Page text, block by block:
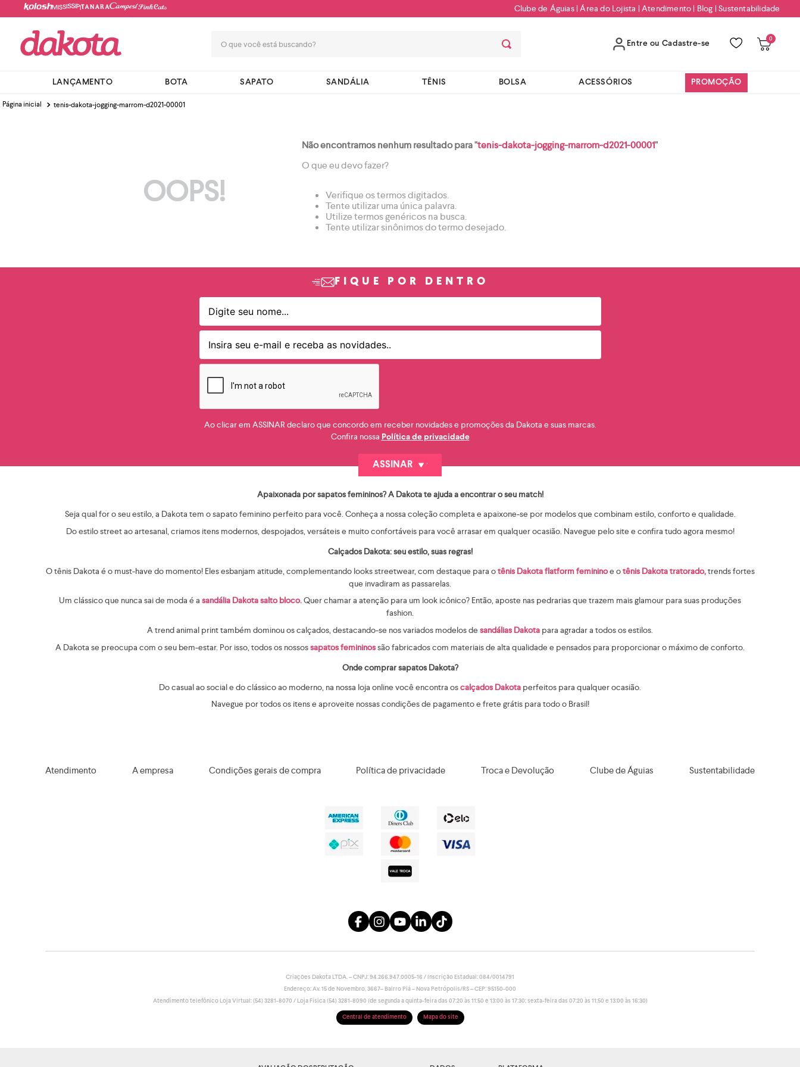
Clube de Águias|Área do Lojista | Atendimento | Blog |Sustentabilidade
Entre ou Cadastre-se
0
LANÇAMENTO BOTA SAPATO SANDÁLIA TÊNIS BOLSA ACESSÓRIOS PROMOÇÃO
tenis-dakota-jogging-marrom-d2021-00001
OOPS!
Não encontramos nenhum resultado para "tenis-dakota-jogging-marrom-d2021-00001"
O que eu devo fazer?
Verifique os termos digitados.
Tente utilizar uma única palavra.
Utilize termos genéricos na busca.
Tente utilizar sinônimos do termo desejado.
FIQUE POR DENTRO
Ao clicar em ASSINAR declaro que concordo em receber novidades e promoções da Dakota e suas marcas.
Confira nossa Política de privacidade
ASSINAR
Apaixonada por sapatos femininos? A Dakota te ajuda a encontrar o seu match!
Seja qual for o seu estilo, a Dakota tem o sapato feminino perfeito para você. Conheça a nossa coleção completa e apaixone-se por modelos que combinam estilo, conforto e qualidade.
Do estilo street ao artesanal, criamos itens modernos, despojados, versáteis e muito confortáveis para você arrasar em qualquer ocasião. Navegue pelo site e confira tudo agora mesmo!
Calçados Dakota: seu estilo, suas regras!
O tênis Dakota é o must-have do momento! Eles esbanjam atitude, complementando looks streetwear, com destaque para otênis Dakota flatform femininoe otênis Dakota tratorado,trends fortes
que invadiram as passarelas.
Um clássico que nunca sai de moda é a sandália Dakota salto bloco.Quer chamar a atenção para um look icônico? Então, aposte nas pedrarias que trazem mais glamour para suas produções
fashion.
A trend animal print também dominou os calçados, destacando-se nos variados modelos de sandálias Dakota para agradar a todos os estilos.
A Dakota se preocupa com o seu bem-estar. Por isso, todos os nossossapatos femininossão fabricados com materiais de alta qualidade e pensados para proporcionar o máximo de conforto.
Onde comprar sapatos Dakota?
Do casual ao social e do clássico ao moderno, na nossa loja online você encontra oscalçados Dakota perfeitos para qualquer ocasião.
Navegue por todos os itens e aproveite nossas condições de pagamento e frete grátis para todo o Brasil!
Atendimento A empresa Condições gerais de compra Política de privacidade Troca e Devolução Clube de Águias Sustentabilidade
Criações Dakota LTDA. – CNPJ: 94.266.947.0005-16 / Inscrição Estadual: 084/0014791
Endereço: Av. 15 de Novembro, 3667– Bairro Piá – Nova Petrópolis/RS – CEP: 95150-000
Atendimento telefônico Loja Virtual: (54) 3281-8070 / Loja Física (54) 3281-8090 (de segunda a quinta-feira das 07:20 às 11:50 e 13:00 às 17:30; sexta-feira das 07:20 às 11:50 e 13:00 às 16:30)
Central de atendimento Mapa do site